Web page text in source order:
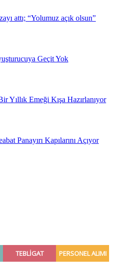
attı; “Yolumuz açık olsun”
Geçit Yok
Yıllık Emeği Kışa Hazırlanıyor
Panayırı Kapılarını Açıyor